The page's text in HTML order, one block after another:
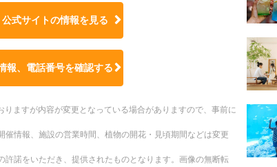
式サイトの情報を見る
報、電話番号を確認する
ますが内容が変更となっている場合がありますので、事前に
情報、施設の営業時間、植物の開花・見頃期間などは変更
諾をいただき、提供されたものとなります。画像の無断転